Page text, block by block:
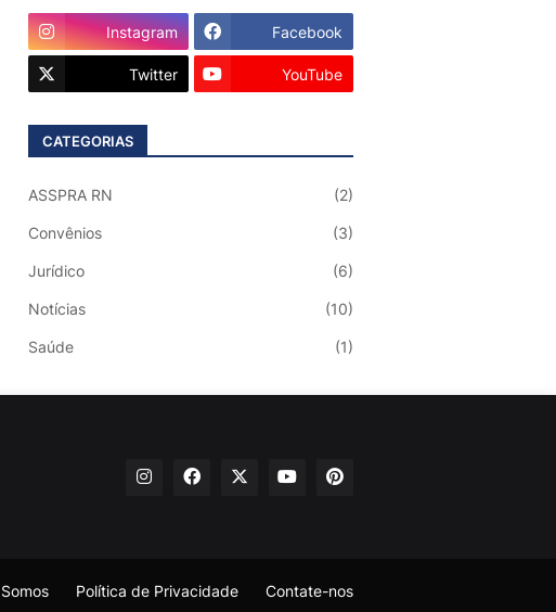
Instagram Facebook
Twitter YouTube
CATEGORIAS
ASSPRA RN (2)
Convênios (3)
Jurídico (6)
Notícias (10)
Saúde (1)
Política de Privacidade Contate-nos